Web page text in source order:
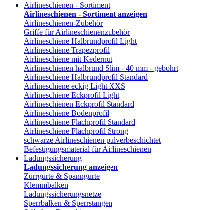
Airlineschienen - Sortiment
Airlineschienen - Sortiment anzeigen
Airlineschienen-Zubehör
Griffe für Airlineschienenzubehör
Airlineschiene Halbrundprofil Light
Airlineschiene Trapezprofil
Airlineschiene mit Kedernut
Airlineschienen halbrund Slim - 40 mm - gebohrt
Airlineschiene Halbrundprofil Standard
Airlineschiene eckig Light XXS
Airlineschiene Eckprofil Light
Airlineschienen Eckprofil Standard
Airlineschiene Bodenprofil
Airlineschiene Flachprofil Standard
Airlineschiene Flachprofil Strong
schwarze Airlineschienen pulverbeschichtet
Befestigungsmaterial für Airlineschienen
Ladungssicherung
Ladungssicherung anzeigen
Zurrgurte & Spanngurte
Klemmbalken
Ladungssicherungsnetze
Sperrbalken & Sperrstangen